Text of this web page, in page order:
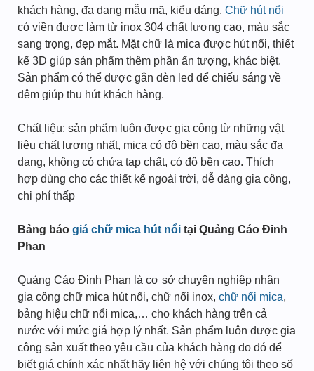
khách hàng, đa dạng mẫu mã, kiểu dáng. Chữ hút nổi
có viền được làm từ inox 304 chất lượng cao, màu sắc
sang trọng, đẹp mắt. Mặt chữ là mica được hút nổi, thiết
kế 3D giúp sản phẩm thêm phần ấn tượng, khác biệt.
Sản phẩm có thể được gắn đèn led để chiếu sáng về
đêm giúp thu hút khách hàng.
Chất liệu: sản phẩm luôn được gia công từ những vật
liệu chất lượng nhất, mica có độ bền cao, màu sắc đa
dạng, không có chứa tạp chất, có độ bền cao. Thích
hợp dùng cho các thiết kế ngoài trời, dễ dàng gia công,
chi phí thấp
Bảng báo giá chữ mica hút nổi tại Quảng Cáo Đinh
Phan
Quảng Cáo Đinh Phan là cơ sở chuyên nghiệp nhận
gia công chữ mica hút nổi, chữ nổi inox, chữ nổi mica,
bảng hiệu chữ nổi mica,… cho khách hàng trên cả
nước với mức giá hợp lý nhất. Sản phẩm luôn được gia
công sản xuất theo yêu cầu của khách hàng do đó để
biết giá chính xác nhất hãy liên hệ với chúng tôi theo số